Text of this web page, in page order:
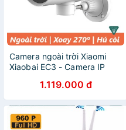
Camera ngoài trời Xiaomi
Xiaobai EC3 - Camera IP
CMSXJ25A1.119.000 đ